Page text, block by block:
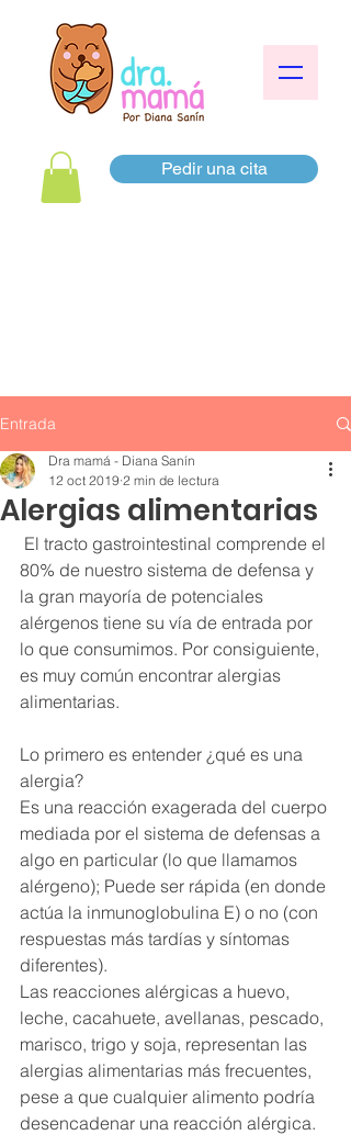
Pedir una cita
Entrada
Alergias alimentarias
Dra mamá - Diana Sanín
12 oct 2019 2 min de lectura
80% de nuestro sistema de defensa y
la gran mayoría de potenciales
alérgenos tiene su vía de entrada por
lo que consumimos. Por consiguiente,
es muy común encontrar alergias
alimentarias.
Lo primero es entender ¿qué es una
alergia?
Es una reacción exagerada del cuerpo
mediada por el sistema de defensas a
algo en particular (lo que llamamos
alérgeno); Puede ser rápida (en donde
actúa la inmunoglobulina E) o no (con
respuestas más tardías y síntomas
diferentes).
Las reacciones alérgicas a huevo,
leche, cacahuete, avellanas, pescado,
marisco, trigo y soja, representan las
alergias alimentarias más frecuentes,
pese a que cualquier alimento podría
desencadenar una reacción alérgica.